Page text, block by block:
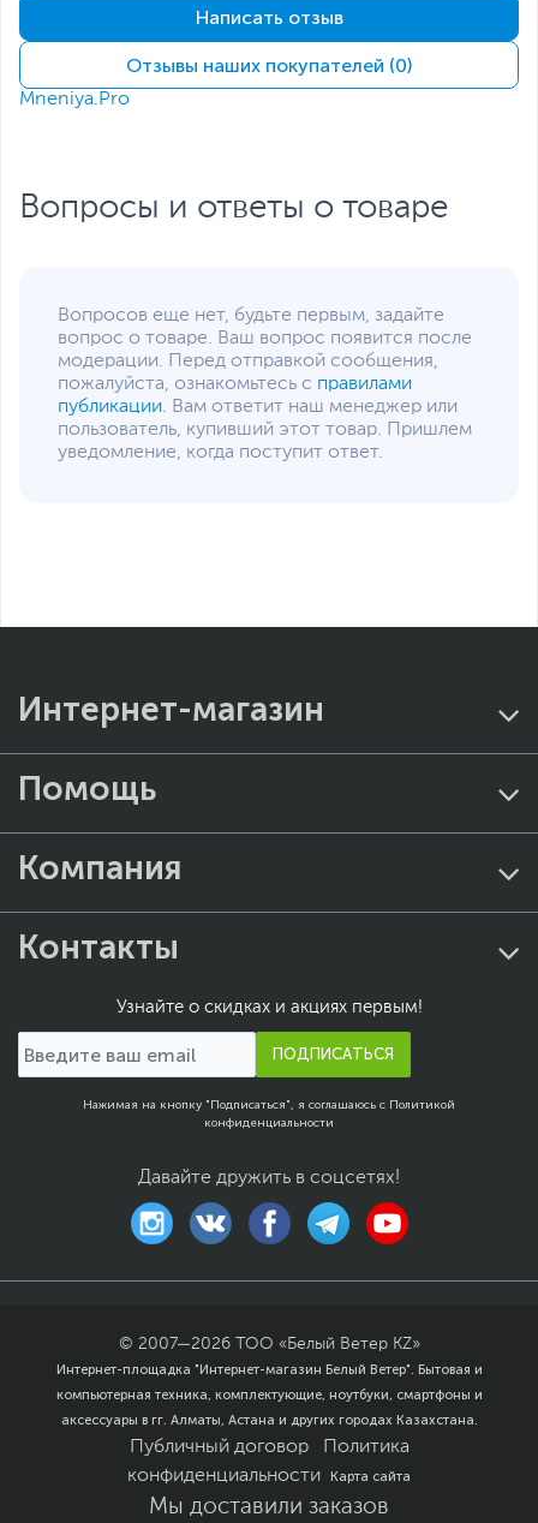
Написать отзыв
Отзывы наших покупателей (0)
Mneniya.Pro
Вопросы и ответы о товаре
Вопросов еще нет, будьте первым, задайте
вопрос о товаре. Ваш вопрос появится после
модерации. Перед отправкой сообщения,
пожалуйста, ознакомьтесь с правилами
публикации. Вам ответит наш менеджер или
пользователь, купивший этот товар. Пришлем
уведомление, когда поступит ответ.
Интернет-магазин
Помощь
Компания
Контакты
Узнайте о скидках и акциях первым!
ПОДПИСАТЬСЯ
Нажимая на кнопку "Подписаться", я соглашаюсь с Политикой
конфиденциальности
Давайте дружить в соцсетях!
© 2007—2026
ТОО «Белый Ветер KZ»
Интернет-площадка "Интернет-магазин Белый Ветер". Бытовая и
компьютерная техника, комплектующие, ноутбуки, смартфоны и
аксессуары в гг. Алматы, Астана и других городах Казахстана.
Публичный договор
Политика
конфиденциальности
Карта сайта
Мы доставили заказов